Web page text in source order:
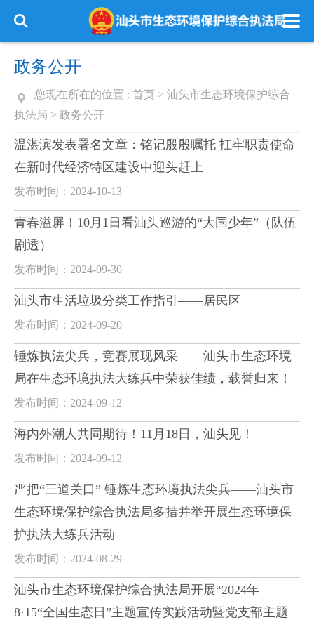
政务公开
您现在所在的位置 : 首页 > 汕头市生态环境保护综合
执法局 > 政务公开
温湛滨发表署名文章：铭记殷殷嘱托 扛牢职责使命
在新时代经济特区建设中迎头赶上
发布时间：2024-10-13
青春溢屏！10月1日看汕头巡游的“大国少年”（队伍
剧透）
发布时间：2024-09-30
汕头市生活垃圾分类工作指引——居民区
发布时间：2024-09-20
锤炼执法尖兵，竞赛展现风采——汕头市生态环境
局在生态环境执法大练兵中荣获佳绩，载誉归来！
发布时间：2024-09-12
海内外潮人共同期待！11月18日，汕头见！
发布时间：2024-09-12
严把“三道关口” 锤炼生态环境执法尖兵——汕头市
生态环境保护综合执法局多措并举开展生态环境保
护执法大练兵活动
发布时间：2024-08-29
汕头市生态环境保护综合执法局开展“2024年
8·15“全国生态日”主题宣传实践活动暨党支部主题